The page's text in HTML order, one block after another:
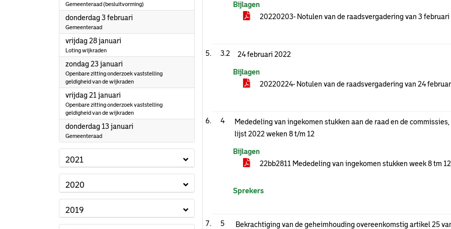
Gemeenteraad (besluitvorming)
donderdag 3 februari
Gemeenteraad
vrijdag 28 januari
Loting wijkraden
zondag 23 januari
Openbare zitting onderzoek vaststelling
geldigheid van de wijkraden
vrijdag 21 januari
Openbare zitting onderzoek vaststelling
geldigheid van de wijkraden
donderdag 13 januari
Gemeenteraad
2021
2020
2019
Bijlagen
20220203- Notulen van de raadsvergadering van 3
3.2 24 februari 2022
Bijlagen
20220224- Notulen van de raadsvergadering van 24
4
Mededeling van ingekomen stukken aan de raad en de
lijst 2022 weken 8 t/m 12
Bijlagen
22bb2811 Mededeling van ingekomen stukken week 8 tm
Sprekers
5 Bekrachtiging van de geheimhouding overeenkomstig artikel 25